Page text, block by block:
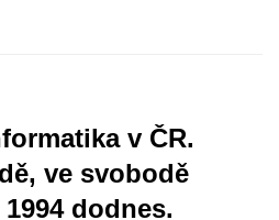
v ČR.
ve svobodě
dodnes.